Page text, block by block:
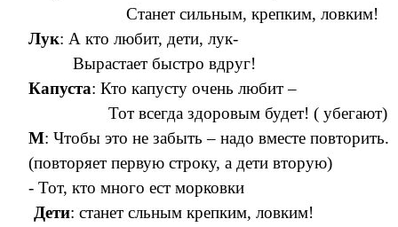
Станет сильным, крепким, ловким!
Лук: А кто любит, дети, лук-
Вырастает быстро вдруг!
Капуста: Кто капусту очень любит –
Тот всегда здоровым будет! ( убегают)
М: Чтобы это не забыть – надо вместе повторить.
(повторяет первую строку, а дети вторую)
- Тот, кто много ест морковки
Дети: станет сльным крепким, ловким!